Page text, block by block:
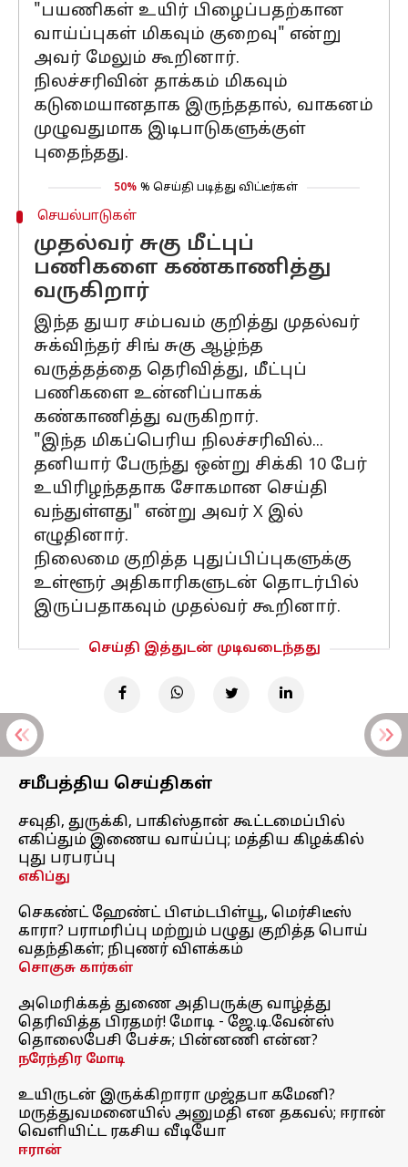
"பயணிகள் உயிர் பிழைப்பதற்கான
வாய்ப்புகள் மிகவும் குறைவு" என்று
அவர் மேலும் கூறினார்.
நிலச்சரிவின் தாக்கம் மிகவும்
கடுமையானதாக இருந்ததால், வாகனம்
முழுவதுமாக இடிபாடுகளுக்குள்
புதைந்தது.
50% % செய்தி படித்து விட்டீர்கள்
செயல்பாடுகள்
முதல்வர் சுகு மீட்புப்
பணிகளை கண்காணித்து
வருகிறார்
இந்த துயர சம்பவம் குறித்து முதல்வர்
சுக்விந்தர் சிங் சுகு ஆழ்ந்த
வருத்தத்தை தெரிவித்து, மீட்புப்
பணிகளை உன்னிப்பாகக்
கண்காணித்து வருகிறார்.
"இந்த மிகப்பெரிய நிலச்சரிவில்...
தனியார் பேருந்து ஒன்று சிக்கி 10 பேர்
உயிரிழந்ததாக சோகமான செய்தி
வந்துள்ளது" என்று அவர் X இல்
எழுதினார்.
நிலைமை குறித்த புதுப்பிப்புகளுக்கு
உள்ளூர் அதிகாரிகளுடன் தொடர்பில்
இருப்பதாகவும் முதல்வர் கூறினார்.
செய்தி இத்துடன் முடிவடைந்தது
சமீபத்திய செய்திகள்
சவுதி, துருக்கி, பாகிஸ்தான் கூட்டமைப்பில்
எகிப்தும் இணைய வாய்ப்பு; மத்திய கிழக்கில்
புது பரபரப்பு
எகிப்து
செகண்ட் ஹேண்ட் பிஎம்டபிள்யூ, மெர்சிடீஸ்
காரா? பராமரிப்பு மற்றும் பழுது குறித்த பொய்
வதந்திகள்; நிபுணர் விளக்கம்
சொகுசு கார்கள்
அமெரிக்கத் துணை அதிபருக்கு வாழ்த்து
தெரிவித்த பிரதமர்! மோடி - ஜே.டி.வேன்ஸ்
தொலைபேசி பேச்சு; பின்னணி என்ன?
நரேந்திர மோடி
உயிருடன் இருக்கிறாரா முஜ்தபா கமேனி?
மருத்துவமனையில் அனுமதி என தகவல்; ஈரான்
வெளியிட்ட ரகசிய வீடியோ
ஈரான்